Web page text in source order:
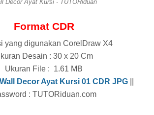
Decor Ayat Kursi - TUTORiduan
Format CDR
yang digunakan CorelDraw X4
Desain : 30 x 20 Cm
Ukuran File : 1.61 MB
Decor Ayat Kursi 01 CDR JPG
: TUTORiduan.com